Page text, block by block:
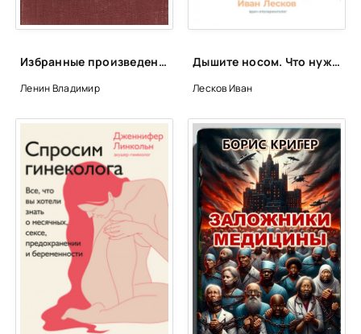
Избранные произведения в 4-х томах - Владимир Ленин
Ленин Владимир
Дышите носом. Что нужно знать о современных методах лечения болезней носа - Иван Лесков
Лесков Иван